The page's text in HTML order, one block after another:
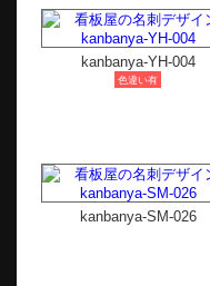
kanbanya-YH-004
色違い有
kanbanya-SM-026